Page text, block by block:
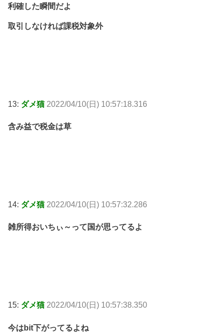
利確した瞬間だよ
取引しなければ課税対象外
13: ダメ猫 2022/04/10(日) 10:57:18.316
含み益で税金は草
14: ダメ猫 2022/04/10(日) 10:57:32.286
雑所得おいちぃ～って国が思ってるよ
15: ダメ猫 2022/04/10(日) 10:57:38.350
今はbit下がってるよね